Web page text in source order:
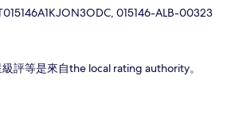
015146-ALB-00323
評等是來自the local rating authority。